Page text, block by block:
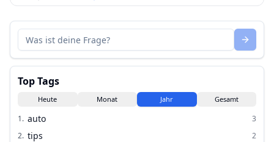
Top Tags
Heute Monat Jahr Gesamt
1. auto
3
2. tips
2